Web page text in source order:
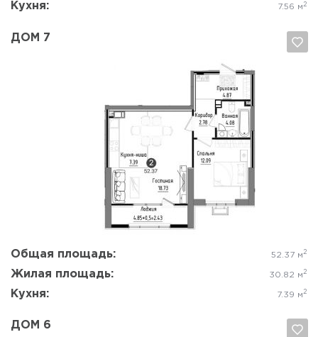
Кухня: 7.56 м 2
ДОМ 7
Общая площадь: 52.37 м 2
Жилая площадь: 30.82 м 2
Кухня: 7.39 м 2
Да, удалить Отмена
ДОМ 6